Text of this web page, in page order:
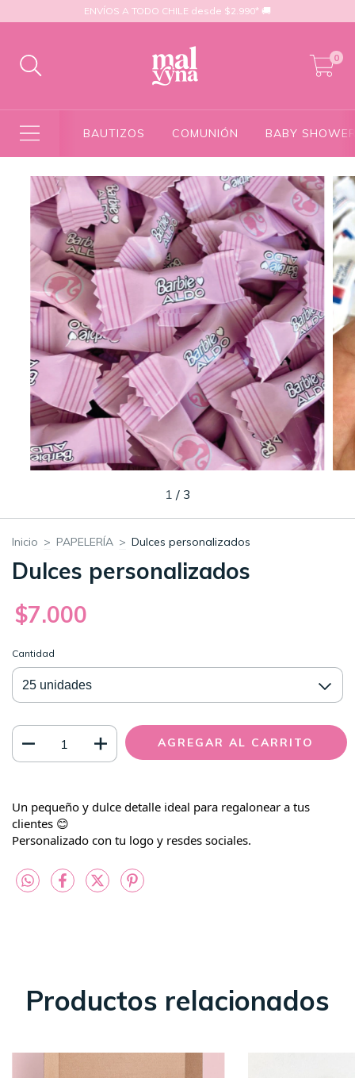
ENVÍOS A TODO CHILE desde $2.990* 🚚
0
BAUTIZOS COMUNIÓN BABY
1 / 3
Inicio > PAPELERÍA > Dulces personalizados
Dulces personalizados
$7.000
Cantidad
Un pequeño y dulce detalle ideal para regalonear a tus
clientes 😊
Personalizado con tu logo y resdes sociales.
Productos relacionados